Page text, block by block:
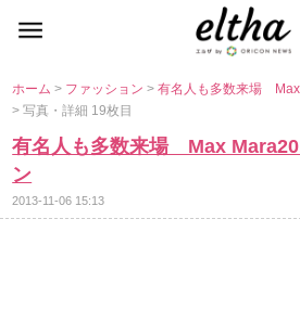
ホーム> ファッション>有名人も多数来場
> 写真・詳細 19枚目
有名人も多数来場 Max
ン
2013-11-06 15:13